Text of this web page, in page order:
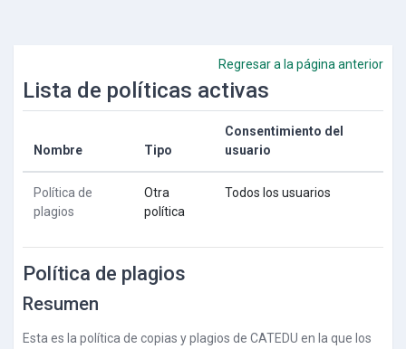
Regresar a la página anterior
Lista de políticas activas
Nombre Tipo
Consentimiento del
usuario
Política de
plagios
Otra
política
Todos los usuarios
Política de plagios
Resumen
Esta es la política de copias y plagios de CATEDU en la que los